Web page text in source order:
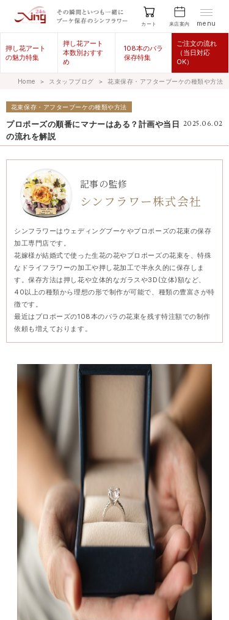
カート 来店案内 menu
押し花アート
の魅力特集
押し花アート
本数別おすす
め
108本のバラ
保存特集
ご注文の流れ
（当日対応
OK）
Home ＞ スタッフブログ ＞ 花束保存・アフターブーケの種類や方法
花束保存・アフターブーケの種類や方法
2025.06.02
プロポーズの順番にマナーはある？計画や当日
の流れを解説
記事の監修
シンフラワー株式会社
シンフラワーはウェディングブーケやプロポーズの花束の保存
加工専門店です。
花嫁様が結婚式で使った生花の花やプロポーズの花束を、特殊
なドライフラワーの加工や押し花加工で半永久的に保存しま
す。保存方法は押し花や立体的なガラスや3D(立体)額など、
40以上の種類から理想の形で制作が可能で、種類の豊富さが特
徴です。
最近はプロポーズの108本のバラの花束を残す特注額での制作
依頼も増えております。